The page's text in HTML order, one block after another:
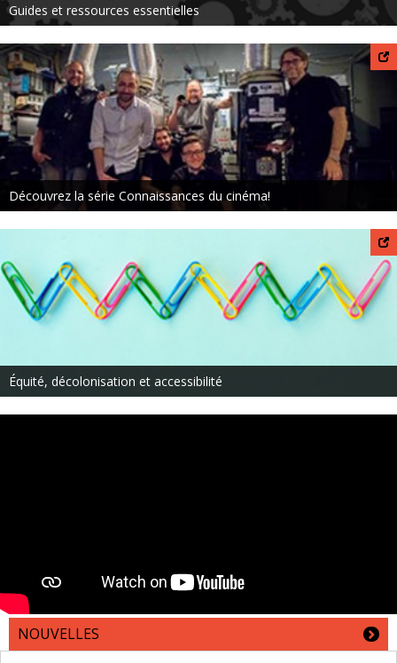
Guides et ressources essentielles
Découvrez la série Connaissances du cinéma!
Équité, décolonisation et accessibilité
NOUVELLES